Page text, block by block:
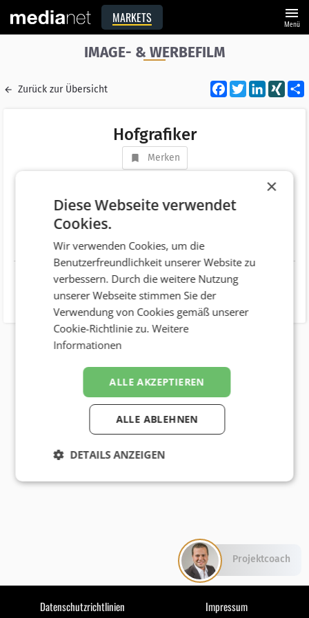
MARKETS menu
Menü
IMAGE- & WERBEFILM
Zurück zur Übersicht Facebook
Twitter XING
Hofgrafiker
Merken
AT 5202 Neumarkt am Wallersee
Telefonnummer +43 (650) 5544197
Website http://hofgrafiker.at/
Datenschutzrichtlinien Impressum
×
Diese Webseite verwendet
Cookies.
Wir verwenden Cookies, um die
Benutzerfreundlichkeit unserer Website zu
verbessern. Durch die weitere Nutzung
unserer Webseite stimmen Sie der
Verwendung von Cookies gemäß unserer
Cookie-Richtlinie zu.Weitere
Informationen
ALLE AKZEPTIEREN
ALLE ABLEHNEN
DETAILS ANZEIGEN
Projektcoach